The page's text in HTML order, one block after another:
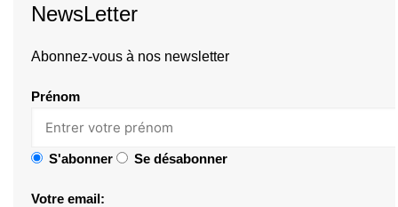
NewsLetter
Abonnez-vous à nos newsletter
Prénom
S'abonner Se désabonner
Votre email: